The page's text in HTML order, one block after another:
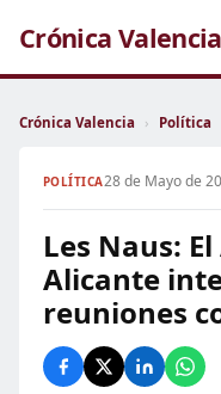
Crónica Valencia
Crónica Valencia › Política
POLÍTICA28 de Mayo de
Les Naus:
Alicante
reuniones